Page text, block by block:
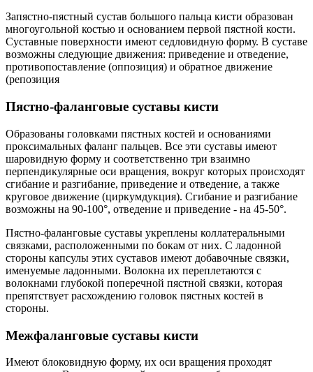
Запястно-пястный сустав большого пальца кисти образован
многоугольной костью и основанием первой пястной кости.
Суставные поверхности имеют седловидную форму. В суставе
возможны следующие движения: приведение и отведение,
противопоставление (оппозиция) и обратное движение
(репозиция
Пястно-фаланговые суставы кисти
Образованы головками пястных костей и основаниями
проксимальных фаланг пальцев. Все эти суставы имеют
шаровидную форму и соответственно три взаимно
перпендикулярные оси вращения, вокруг которых происходят
сгибание и разгибание, приведение и отведение, а также
круговое движение (циркумдукция). Сгибание и разгибание
возможны на 90-100°, отведение и приведение - на 45-50°.
Пястно-фаланговые суставы укреплены коллатеральными
связками, расположенными по бокам от них. С ладонной
стороны капсулы этих суставов имеют добавочные связки,
именуемые ладонными. Волокна их переплетаются с
волокнами глубокой поперечной пястной связки, которая
препятствует расхождению головок пястных костей в
стороны.
Межфаланговые суставы кисти
Имеют блоковидную форму, их оси вращения проходят